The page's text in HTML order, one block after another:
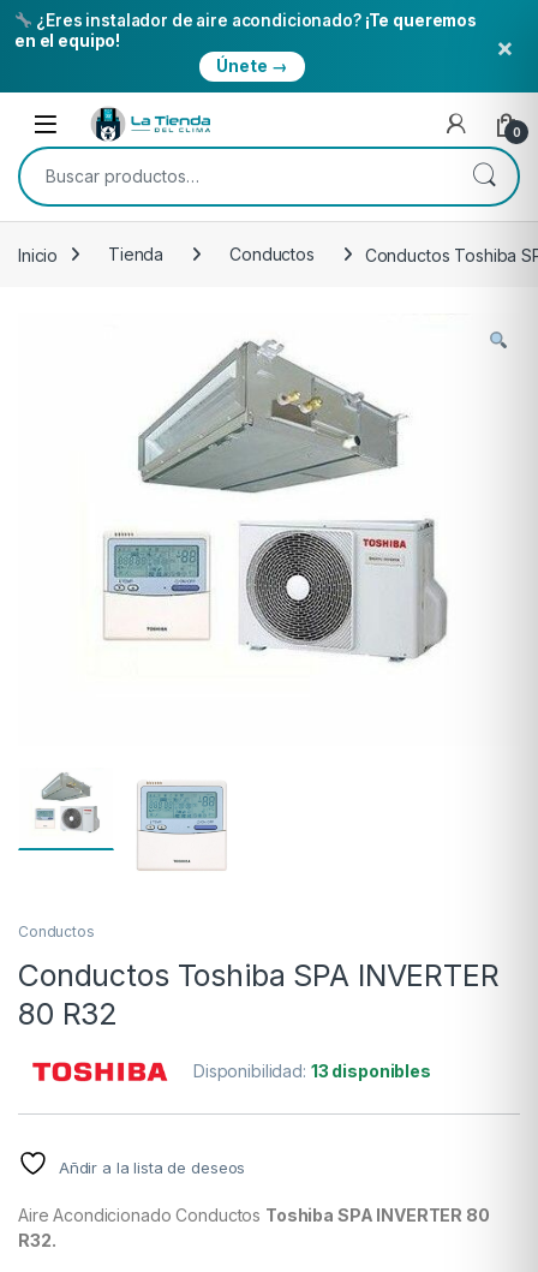
¿Eres instalador de aire acondicionado? ¡Te queremos
en el equipo!
Únete →
×
Skip to navigation
Skip to content
Open 0
Buscar por:
Inicio Tienda Conductos Conductos Toshiba
Conductos
Conductos Toshiba SPA INVERTER
80 R32
Disponibilidad: 13 disponibles
Añdir a la lista de deseos
Aire Acondicionado Conductos Toshiba SPA INVERTER 80
R32.